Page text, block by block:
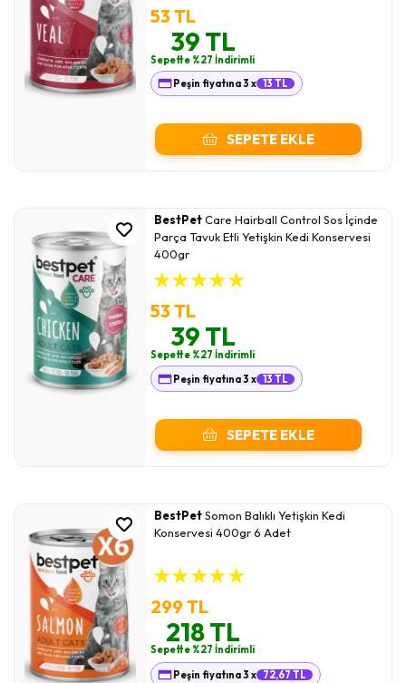
53 TL
39 TL
Sepette %27 İndirimli
Peşin fiyatına 3 x 13 TL
SEPETE EKLE
BestPetCare Hairball Control Sos İçinde
Parça Tavuk Etli Yetişkin Kedi Konservesi
400gr
★★★★★
53 TL
39 TL
Sepette %27 İndirimli
Peşin fiyatına 3 x 13 TL
SEPETE EKLE
BestPetSomon Balıklı Yetişkin Kedi
Konservesi 400gr 6 Adet
★★★★★
299 TL
218 TL
Sepette %27 İndirimli
Peşin fiyatına 3 x
72,67 TL